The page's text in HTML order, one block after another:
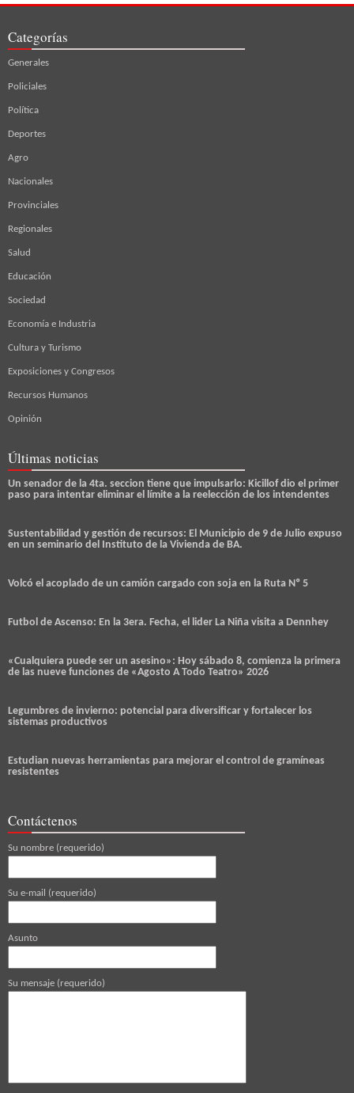
Categorías
Generales
Policiales
Política
Deportes
Agro
Nacionales
Provinciales
Regionales
Salud
Educación
Sociedad
Economía e Industria
Cultura y Turismo
Exposiciones y Congresos
Recursos Humanos
Opinión
Últimas noticias
Un senador de la 4ta. seccion tiene que impulsarlo: Kicillof dio el primer
paso para intentar eliminar el límite a la reelección de los intendentes
Sustentabilidad y gestión de recursos: El Municipio de 9 de Julio expuso
en un seminario del Instituto de la Vivienda de BA.
Volcó el acoplado de un camión cargado con soja en la Ruta Nº 5
Futbol de Ascenso: En la 3era. Fecha, el lider La Niña visita a Dennhey
«Cualquiera puede ser un asesino»: Hoy sábado 8, comienza la primera
de las nueve funciones de «Agosto A Todo Teatro» 2026
Legumbres de invierno: potencial para diversificar y fortalecer los
sistemas productivos
Estudian nuevas herramientas para mejorar el control de gramíneas
resistentes
Contáctenos
Su nombre (requerido)
Su e-mail (requerido)
Asunto
Su mensaje (requerido)